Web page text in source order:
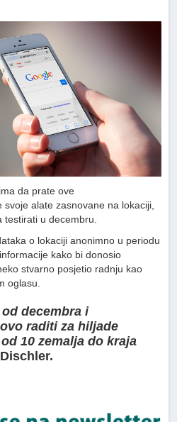
da prate ove
svoje alate zasnovane na lokaciji,
testirati u decembru.
o lokaciji anonimno u periodu
kako bi donosio
stvarno posjetio radnju kao
oglasu.
decembra i
raditi za hiljade
10 zemalja do kraja